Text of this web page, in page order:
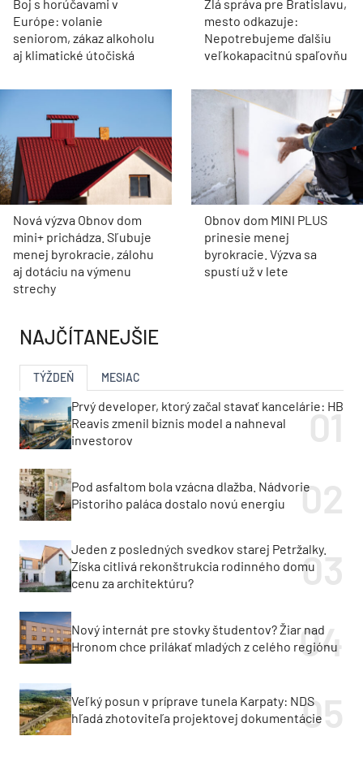
Boj s horúčavami v
Európe: volanie
seniorom, zákaz alkoholu
aj klimatické útočiská
Zlá správa pre Bratislavu,
mesto odkazuje:
Nepotrebujeme ďalšiu
veľkokapacitnú spaľovňu
Nová výzva Obnov dom
mini+ prichádza. Sľubuje
menej byrokracie, zálohu
aj dotáciu na výmenu
strechy
Obnov dom MINI PLUS
prinesie menej
byrokracie. Výzva sa
spustí už v lete
NAJČÍTANEJŠIE
TÝŽDEŇ MESIAC
Prvý developer, ktorý začal stavať kancelárie: HB
Reavis zmenil biznis model a nahneval
investorov
Pod asfaltom bola vzácna dlažba. Nádvorie
Pistoriho paláca dostalo novú energiu
Jeden z posledných svedkov starej Petržalky.
Získa citlivá rekonštrukcia rodinného domu
cenu za architektúru?
Nový internát pre stovky študentov? Žiar nad
Hronom chce prilákať mladých z celého regiónu
Veľký posun v príprave tunela Karpaty: NDS
hľadá zhotoviteľa projektovej dokumentácie